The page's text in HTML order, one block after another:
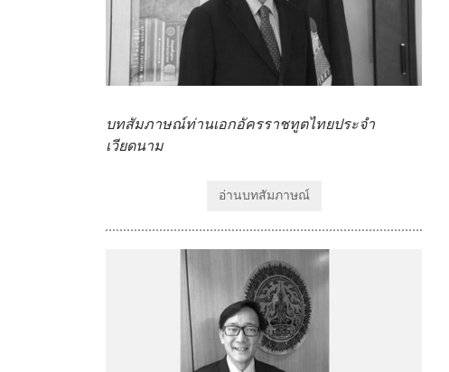
บทสัมภาษณ์ท่านเอกอัครราชทูตไทยประจำ
เวียดนาม
อ่านบทสัมภาษณ์